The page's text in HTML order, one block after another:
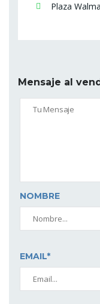
Plaza
Mensaje al
NOMBRE
EMAIL*